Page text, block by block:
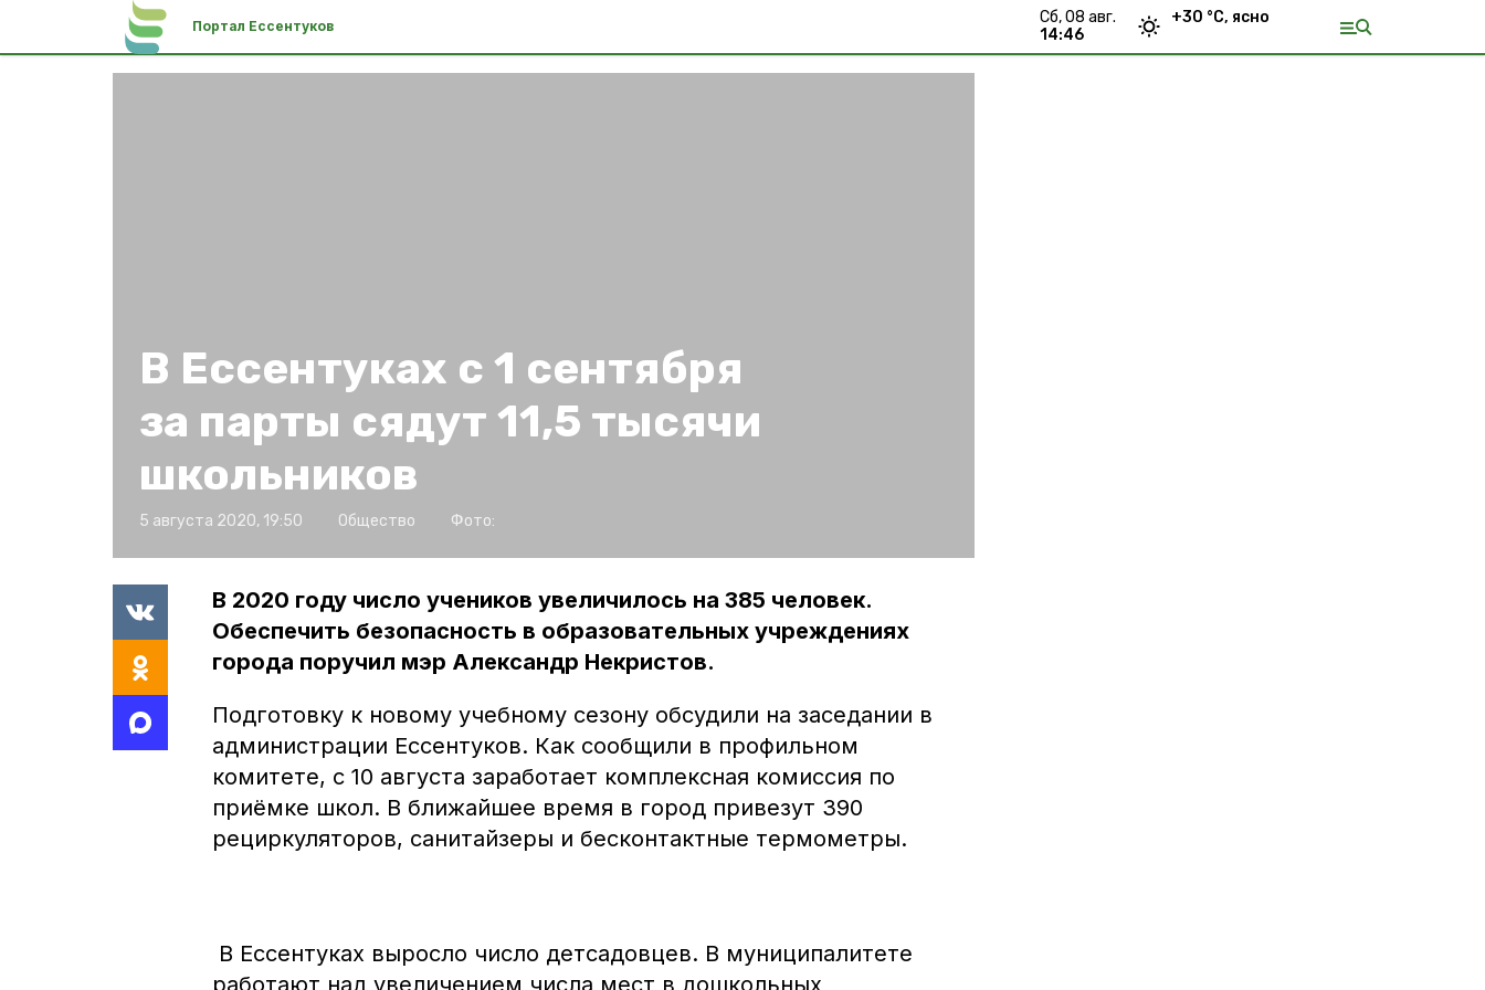
Портал Ессентуков
сб, 08 авг.
14:46
+30 °С, ясно
В Ессентуках с 1 сентября
за парты сядут 11,5 тысячи
школьников
5 августа 2020, 19:50 Общество Фото:
В 2020 году число учеников увеличилось на 385 человек.
Обеспечить безопасность в образовательных учреждениях
города поручил мэр Александр Некристов.
Подготовку к новому учебному сезону обсудили на заседании в
администрации Ессентуков. Как сообщили в профильном
комитете, с 10 августа заработает комплексная комиссия по
приёмке школ. В ближайшее время в город привезут 390
рециркуляторов, санитайзеры и бесконтактные термометры.
В Ессентуках выросло число детсадовцев. В муниципалитете
работают над увеличением числа мест в дошкольных